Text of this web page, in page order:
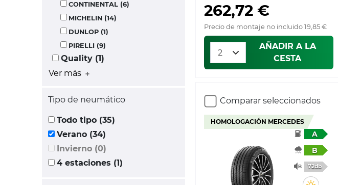
CONTINENTAL (6)
MICHELIN (14)
DUNLOP (1)
PIRELLI (9)
Quality (1)
Ver más
Tipo de neumático
Todo tipo (35)
Verano (34)
Invierno (0)
4 estaciones (1)
262,72 €
Precio de montaje no incluido 19,85 €
AÑADIR A LA
CESTA
Comparar seleccionados
HOMOLOGACIÓN MERCEDES
A
B
72db